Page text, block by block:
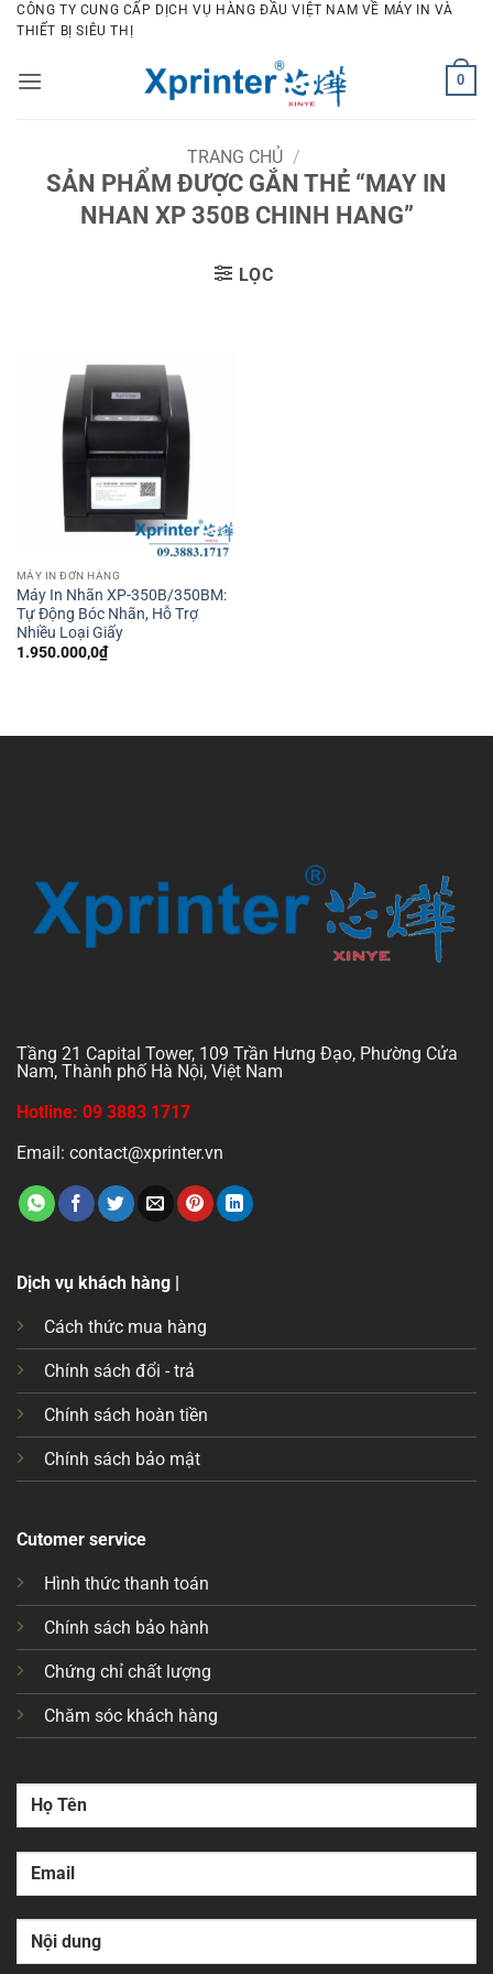
Bỏ
qua
dung
CÔNG TY CUNG CẤP DỊCH VỤ HÀNG ĐẦU VIỆT NAM VỀ MÁY IN VÀ
THIẾT BỊ SIÊU THỊ
0
TRANG CHỦ /
SẢN PHẨM ĐƯỢC GẮN THẺ “MAY IN
NHAN XP 350B CHINH HANG”
LỌC
MÁY IN ĐƠN HÀNG
Máy In Nhãn XP-350B/350BM:
Tự Động Bóc Nhãn, Hỗ Trợ
Nhiều Loại Giấy
1.950.000,0₫
Tầng 21 Capital Tower, 109 Trần Hưng Đạo, Phường Cửa
Nam, Thành phố Hà Nội, Việt Nam
Hotline: 09 3883 1717
Email: contact@xprinter.vn
Dịch vụ khách hàng |
Cách thức mua hàng
Chính sách đổi - trả
Chính sách hoàn tiền
Chính sách bảo mật
Cutomer service
Hình thức thanh toán
Chính sách bảo hành
Chứng chỉ chất lượng
Chăm sóc khách hàng